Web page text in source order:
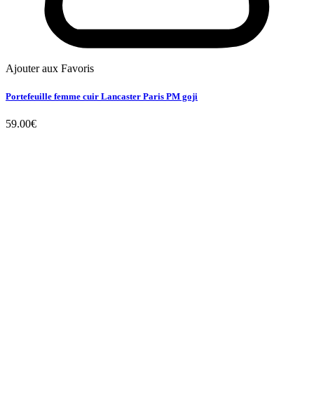
Ajouter aux Favoris
Portefeuille femme cuir Lancaster Paris PM goji
59.00€